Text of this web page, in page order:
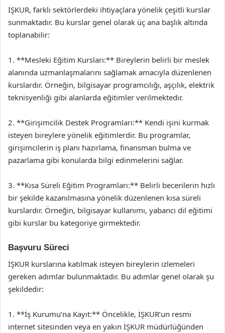
İŞKUR, farklı sektörlerdeki ihtiyaçlara yönelik çeşitli kurslar
sunmaktadır. Bu kurslar genel olarak üç ana başlık altında
toplanabilir:
1. **Mesleki Eğitim Kursları:** Bireylerin belirli bir meslek
alanında uzmanlaşmalarını sağlamak amacıyla düzenlenen
kurslardır. Örneğin, bilgisayar programcılığı, aşçılık, elektrik
teknisyenliği gibi alanlarda eğitimler verilmektedir.
2. **Girişimcilik Destek Programları:** Kendi işini kurmak
isteyen bireylere yönelik eğitimlerdir. Bu programlar,
girişimcilerin iş planı hazırlama, finansman bulma ve
pazarlama gibi konularda bilgi edinmelerini sağlar.
3. **Kısa Süreli Eğitim Programları:** Belirli becerilerin hızlı
bir şekilde kazanılmasına yönelik düzenlenen kısa süreli
kurslardır. Örneğin, bilgisayar kullanımı, yabancı dil eğitimi
gibi kurslar bu kategoriye girmektedir.
Başvuru Süreci
İŞKUR kurslarına katılmak isteyen bireylerin izlemeleri
gereken adımlar bulunmaktadır. Bu adımlar genel olarak şu
şekildedir:
1. **İş Kurumu’na Kayıt:** Öncelikle, İŞKUR’un resmi
internet sitesinden veya en yakın İŞKUR müdürlüğünden